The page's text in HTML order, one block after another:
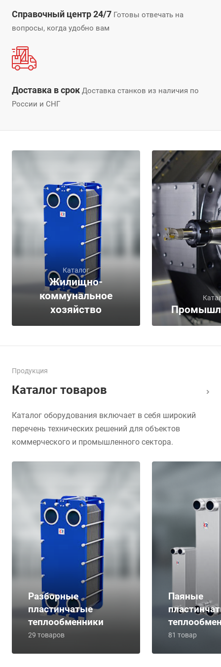
Справочный центр 24/7 Готовы отвечать на
вопросы, когда удобно вам
Доставка в срок Доставка станков из наличия по
России и СНГ
Каталог
Жилищно-
коммунальное
хозяйство
Продукция
Каталог товаров
Каталог оборудования включает в себя широкий
перечень технических решений для объектов
коммерческого и промышленного сектора.
Разборные
пластинчатые
теплообменники
29 товаров
Паяные
81 товар